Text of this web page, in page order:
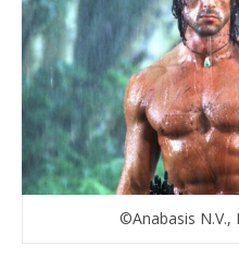
©Anabasis N.V.,